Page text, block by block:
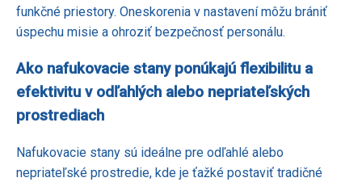
funkčné priestory. Oneskorenia v nastavení môžu brániť
úspechu misie a ohroziť bezpečnosť personálu.
Ako nafukovacie stany ponúkajú flexibilitu a
efektivitu v odľahlých alebo nepriateľských
prostrediach
Nafukovacie stany sú ideálne pre odľahlé alebo
nepriateľské prostredie, kde je ťažké postaviť tradičné